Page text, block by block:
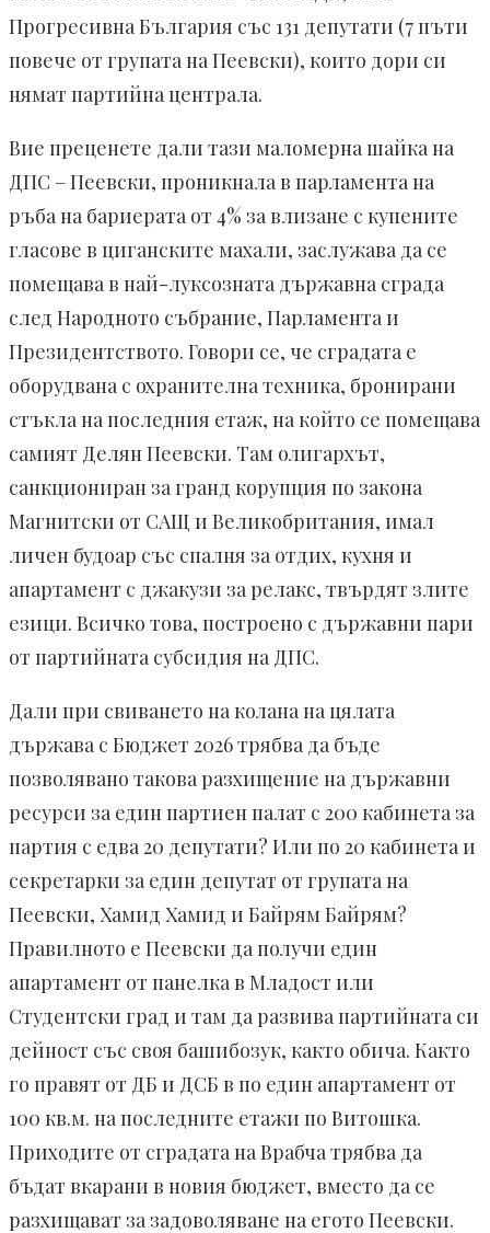
Прогресивна България със 131 депутати (7 пъти
повече от групата на Пеевски), които дори си
нямат партийна централа.
Вие преценете дали тази маломерна шайка на
ДПС – Пеевски, проникнала в парламента на
ръба на бариерата от 4% за влизане с купените
гласове в циганските махали, заслужава да се
помещава в най-луксозната държавна сграда
след Народното събрание, Парламента и
Президентството. Говори се, че сградата е
оборудвана с охранителна техника, бронирани
стъкла на последния етаж, на който се помещава
самият Делян Пеевски. Там олигархът,
санкциониран за гранд корупция по закона
Магнитски от САЩ и Великобритания, имал
личен будоар със спалня за отдих, кухня и
апартамент с джакузи за релакс, твърдят злите
езици. Всичко това, построено с държавни пари
от партийната субсидия на ДПС.
Дали при свиването на колана на цялата
държава с Бюджет 2026 трябва да бъде
позволявано такова разхищение на държавни
ресурси за един партиен палат с 200 кабинета за
партия с едва 20 депутати? Или по 20 кабинета и
секретарки за един депутат от групата на
Пеевски, Хамид Хамид и Байрям Байрям?
Правилното е Пеевски да получи един
апартамент от панелка в Младост или
Студентски град и там да развива партийната си
дейност със своя башибозук, както обича. Както
го правят от ДБ и ДСБ в по един апартамент от
100 кв.м. на последните етажи по Витошка.
Приходите от сградата на Врабча трябва да
бъдат вкарани в новия бюджет, вместо да се
разхищават за задоволяване на егото Пеевски.